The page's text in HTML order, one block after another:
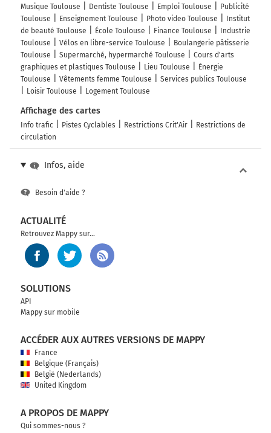
Musique Toulouse
Dentiste Toulouse Emploi Toulouse
Publicité
Toulouse
Enseignement Toulouse Photo video Toulouse
Institut
de beauté Toulouse
École Toulouse Finance Toulouse
Industrie
Toulouse
Vélos en libre-service Toulouse
Boulangerie pâtisserie
Toulouse
Supermarché, hypermarché Toulouse
Cours d'arts
graphiques et plastiques Toulouse
Lieu Toulouse
Énergie
Toulouse
Vêtements femme Toulouse
Services publics Toulouse
Loisir Toulouse
Logement Toulouse
Affichage des cartes
Info trafic Pistes Cyclables Restrictions Crit'Air
Restrictions de
circulation
Infos, aide
Besoin d'aide ?
ACTUALITÉ
Retrouvez Mappy sur...
SOLUTIONS
API
Mappy sur mobile
ACCÉDER AUX AUTRES VERSIONS DE MAPPY
France
Belgique (Français)
België (Nederlands)
United Kingdom
A PROPOS DE MAPPY
Qui sommes-nous ?